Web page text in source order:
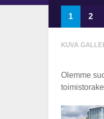
1 2
KUVA
Olemme